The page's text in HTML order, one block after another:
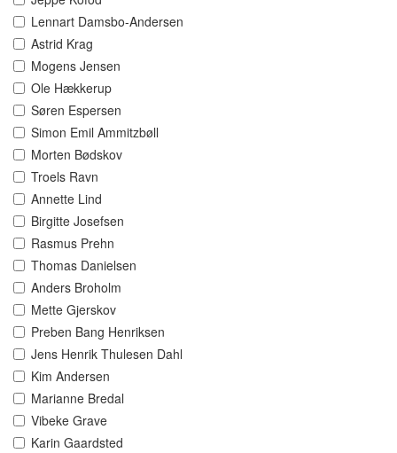
Lennart Damsbo-Andersen
Astrid Krag
Mogens Jensen
Ole Hækkerup
Søren Espersen
Simon Emil Ammitzbøll
Morten Bødskov
Troels Ravn
Annette Lind
Birgitte Josefsen
Rasmus Prehn
Thomas Danielsen
Anders Broholm
Mette Gjerskov
Preben Bang Henriksen
Jens Henrik Thulesen Dahl
Kim Andersen
Marianne Bredal
Vibeke Grave
Karin Gaardsted